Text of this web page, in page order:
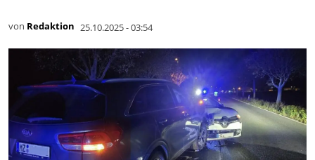
von Redaktion 25.10.2025 - 03:54